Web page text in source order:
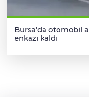
Bursa’da otomobil
enkazı kaldı